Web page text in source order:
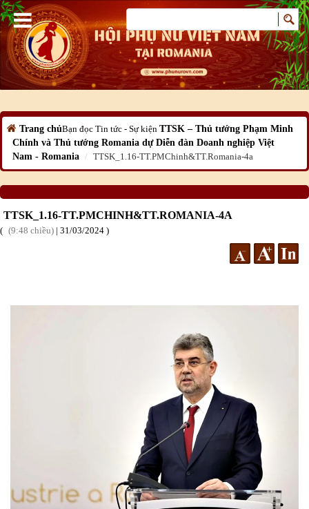
Trang chủBạn đọc Tin tức - Sự kiện TTSK – Thủ tướng Phạm Minh
Chính và Thủ tướng Romania dự Diễn đàn Doanh nghiệp Việt
Nam - Romania
TTSK_1.16-TT.PMChinh&TT.Romania-4a
TTSK_1.16-TT.PMCHINH&TT.ROMANIA-4A
9:48 chiều | 31 /03/2024